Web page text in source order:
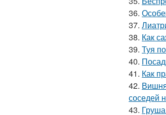
36.
37.
38. Как
39. Туя
40.
41. Как
42.
соседей
43.